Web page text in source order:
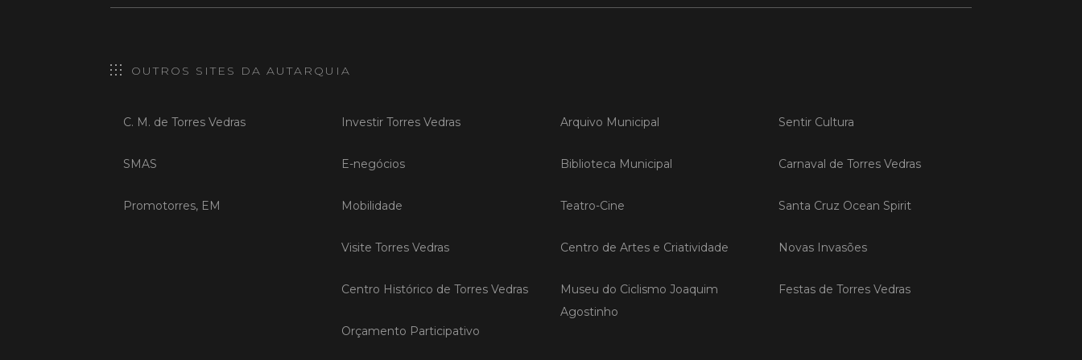
edição da Semana INOV-E
reunindo empreendedores, tecido
negócios e desenvolvimento de
OUTROS SITES DA AUTARQUIA
C. M. de Torres Vedras
SMAS
Promotorres, EM
Investir Torres Vedras
E-negócios
Mobilidade
Visite Torres Vedras
Centro Histórico de Torres Vedras
Orçamento Participativo
Arquivo Municipal
Biblioteca Municipal
Teatro-Cine
Centro de Artes e Criatividade
Museu do Ciclismo Joaquim
Agostinho
Sentir Cultura
Carnaval de Torres Vedras
Santa Cruz Ocean Spirit
Novas Invasões
Festas de Torres Vedras